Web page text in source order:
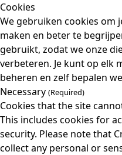
Cookies
We gebruiken cookies om
maken en beter te
gebruikt, zodat we onze
verbeteren. Je kunt op elk
beheren en zelf bepalen
Necessary (Required)
Cookies that the site
This includes cookies for
security. Please note that
collect any personal or